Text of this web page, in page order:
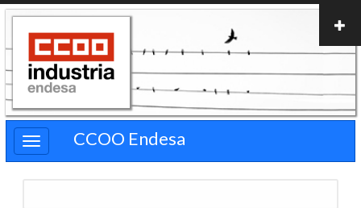
Pasar
contenido
principal
CCOO Endesa